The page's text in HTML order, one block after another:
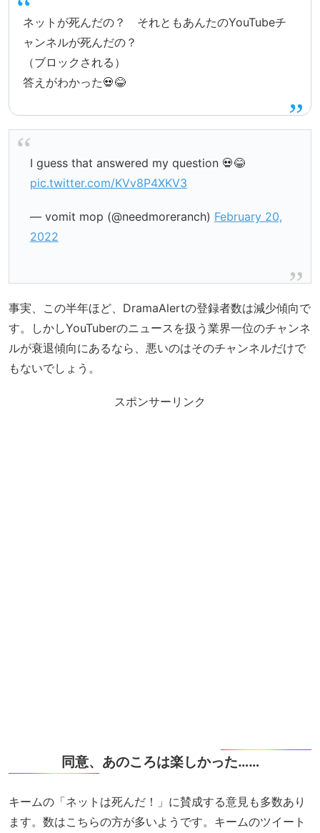
ネットが死んだの？ それともあんたのYouTubeチ
ャンネルが死んだの？
（ブロックされる）
答えがわかった💀😂
I guess that answered my question 💀😂
pic.twitter.com/KVv8P4XKV3
— vomit mop (@needmoreranch) February 20,
2022
事実、この半年ほど、DramaAlertの登録者数は減少傾向で
す。しかしYouTuberのニュースを扱う業界一位のチャンネ
ルが衰退傾向にあるなら、悪いのはそのチャンネルだけで
もないでしょう。
スポンサーリンク
同意、あのころは楽しかった……
キームの「ネットは死んだ！」に賛成する意見も多数あり
ます。数はこちらの方が多いようです。キームのツイート